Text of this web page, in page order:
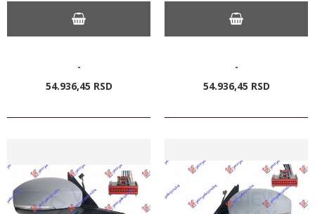
-
54.936,45 RSD
-
54.936,45 RSD